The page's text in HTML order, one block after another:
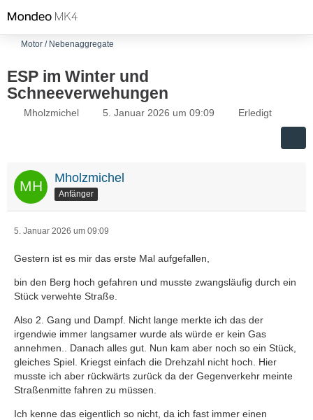
Motor / Nebenaggregate
ESP im Winter und
Schneeverwehungen
Mholzmichel 5. Januar 2026 um 09:09 Erledigt
Mholzmichel
Anfänger
5. Januar 2026 um 09:09
Gestern ist es mir das erste Mal aufgefallen,
bin den Berg hoch gefahren und musste zwangsläufig durch ein
Stück verwehte Straße.
Also 2. Gang und Dampf. Nicht lange merkte ich das der
irgendwie immer langsamer wurde als würde er kein Gas
annehmen.. Danach alles gut. Nun kam aber noch so ein Stück,
gleiches Spiel. Kriegst einfach die Drehzahl nicht hoch. Hier
musste ich aber rückwärts zurück da der Gegenverkehr meinte
Straßenmitte fahren zu müssen.
Ich kenne das eigentlich so nicht, da ich fast immer einen